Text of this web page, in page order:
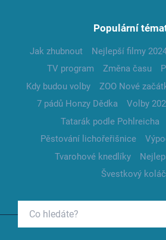
Populární
Jak zhubnout Nejlepší filmy
TV program
Změna času
Kdy budou volby
ZOO Nové
7 pádů Honzy Dědka
Volby
Tatarák podle Pohlreicha
Pěstování lichořeřišnice
Tvarohové knedlíky
Švestkový koláč